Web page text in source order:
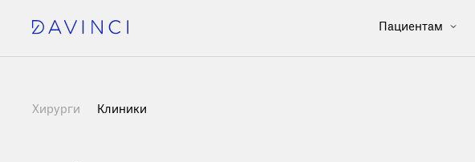
Пациентам
Хирурги Клиники